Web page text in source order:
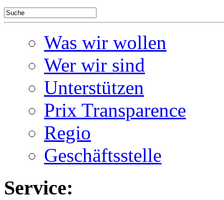
Was wir wollen
Wer wir sind
Unterstützen
Prix Transparence
Regio
Geschäftsstelle
Service: